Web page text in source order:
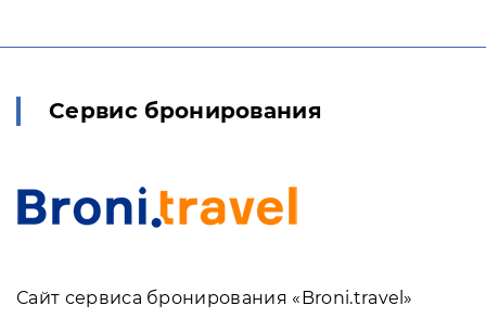
Сервис бронирования
Сайт сервиса бронирования «Broni.travel»